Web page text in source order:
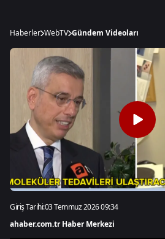
Haberler WebTV Gündem Videoları
Giriş Tarihi:03 Temmuz 2026 09:34
ahaber.com.tr Haber Merkezi